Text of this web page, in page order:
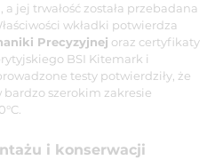
jej trwałość została przebadana
wkładki potwierdza
Precyzyjnej oraz certyfikaty
BSI Kitemark i
testy potwierdziły, że
bardzo szerokim zakresie
i konserwacji